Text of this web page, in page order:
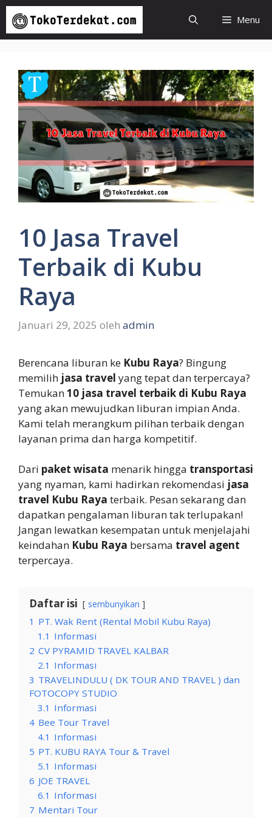
Langsung
isi
Menu
10 Jasa Travel
Terbaik di Kubu
Raya
Januari 29, 2025 oleh admin
Berencana liburan ke Kubu Raya? Bingung
memilih jasa travel yang tepat dan terpercaya?
Temukan10 jasa travel terbaik di Kubu Raya
yang akan mewujudkan liburan impian Anda.
Kami telah merangkum pilihan terbaik dengan
layanan prima dan harga kompetitif.
Dari paket wisata menarik hingga transportasi
yang nyaman, kami hadirkan rekomendasi jasa
travel Kubu Raya terbaik. Pesan sekarang dan
dapatkan pengalaman liburan tak terlupakan!
Jangan lewatkan kesempatan untuk menjelajahi
keindahan Kubu Raya bersama travel agent
terpercaya.
Daftar isi sembunyikan
1 PT. Wak Rent (Rental Mobil Kubu Raya)
1.1 Informasi
2 CV PYRAMID TRAVEL KALBAR
2.1 Informasi
3 TRAVELINDULU ( DK TOUR AND TRAVEL ) dan
FOTOCOPY STUDIO
3.1 Informasi
4 Bee Tour Travel
4.1 Informasi
5 PT. KUBU RAYA Tour & Travel
5.1 Informasi
6 JOE TRAVEL
6.1 Informasi
7 Mentari Tour